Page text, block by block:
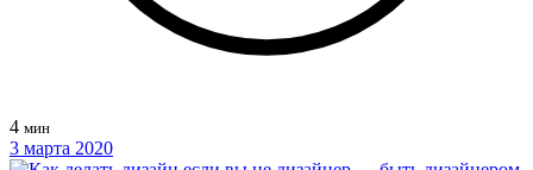
4 мин
3 марта 2020